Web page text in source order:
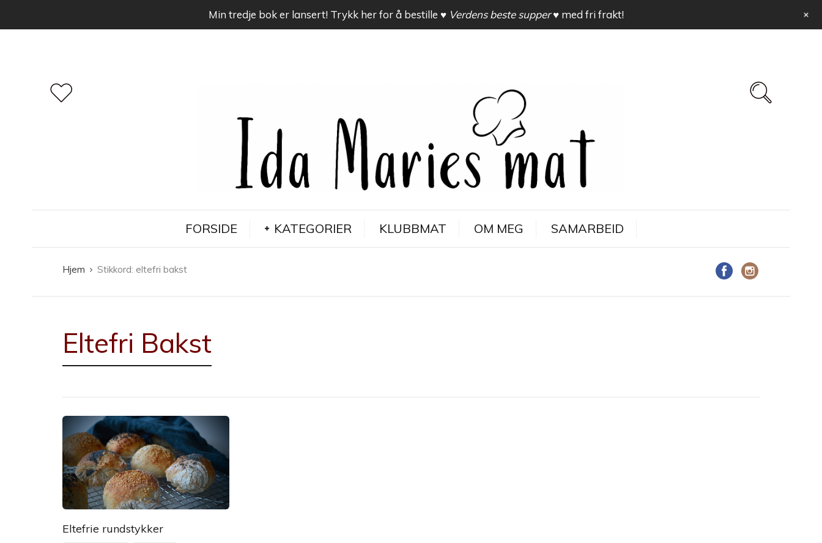
FORSIDE KATEGORIER KLUBBMAT OM MEG SAMARBEID
Hjem Stikkord: eltefri bakst
Eltefri Bakst
Eltefrie rundstykker
Min tredje bok er lansert! Trykk her for å bestille ♥ Verdens beste supper ♥ med fri frakt! +